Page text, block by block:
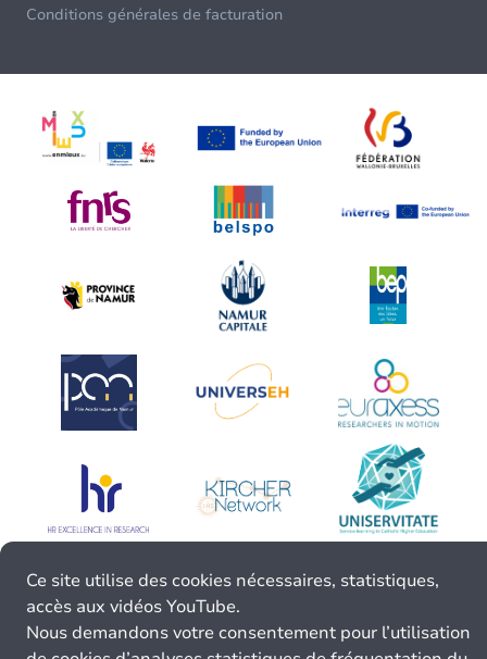
Conditions générales de facturation
Ce site utilise des cookies nécessaires, statistiques,
accès aux vidéos YouTube.
Nous demandons votre consentement pour l’utilisation